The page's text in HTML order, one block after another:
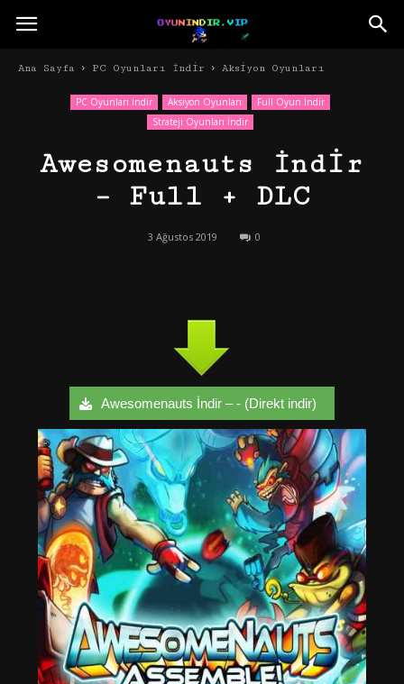
Ana Sayfa PC Oyunları İndir Aksiyon Oyunları
PC Oyunları İndir Aksiyon Oyunları
Full Oyun İndir
Strateji Oyunları İndir
Awesomenauts İndir
– Full + DLC
3 Ağustos 2019 0
Awesomenauts İndir – - (Direkt indir)